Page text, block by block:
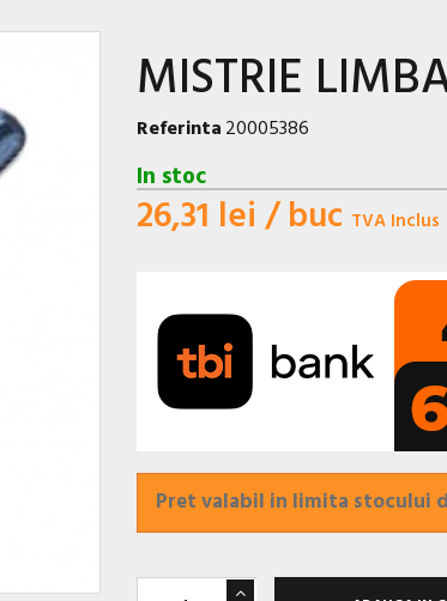
MISTRIE
Referinta20005386
In stoc
26,31 lei / buc TVA Inclus
Pret valabil in limita stocului